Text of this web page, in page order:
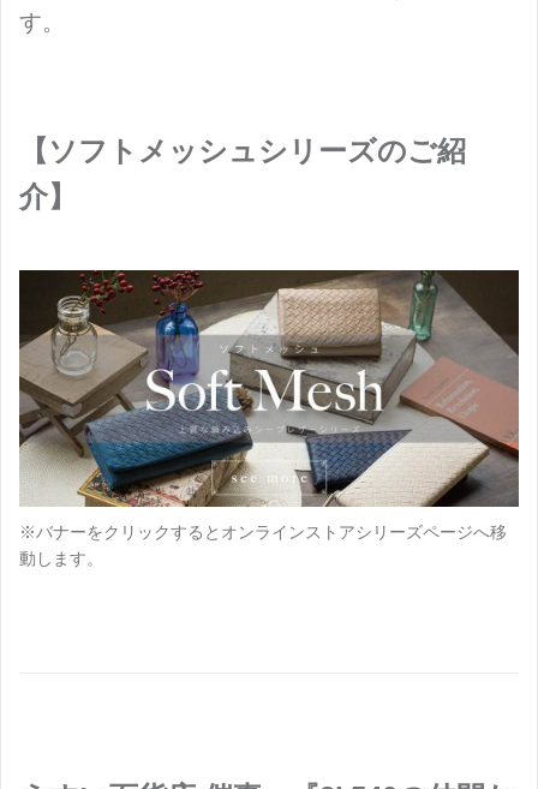
す。
【ソフトメッシュシリーズのご紹
介】
※バナーをクリックするとオンラインストアシリーズページへ移
動します。